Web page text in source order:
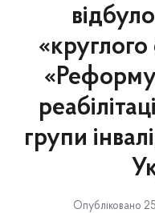
групи
Опубліковано